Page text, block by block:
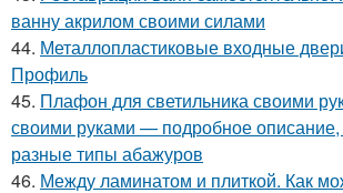
ванну акрилом своими силами
44. Металлопластиковые входные
Профиль
45. Плафон для светильника своими
своими руками — подробное описание,
разные типы абажуров
46. Между ламинатом и плиткой. Как